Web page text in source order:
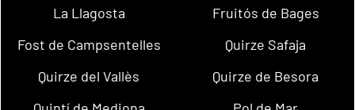
La Llagosta
Fruitós de Bages
Fost de Campsentelles
Quirze Safaja
Quirze del Vallès
Quirze de Besora